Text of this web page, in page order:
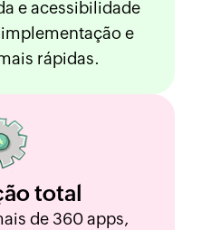
e acessibilidade
e
rápidas.
total
de 360 apps,